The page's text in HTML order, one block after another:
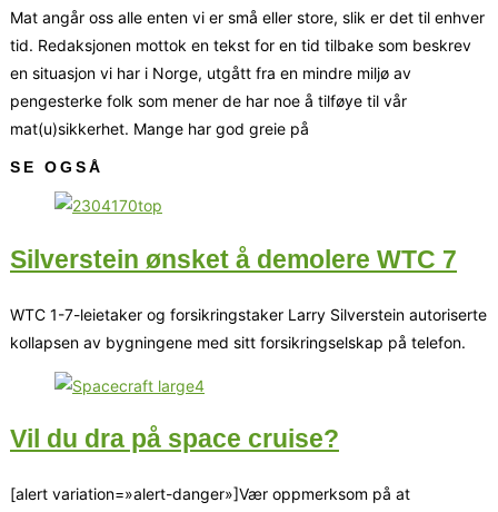
Mat angår oss alle enten vi er små eller store, slik er det til enhver
tid. Redaksjonen mottok en tekst for en tid tilbake som beskrev
en situasjon vi har i Norge, utgått fra en mindre miljø av
pengesterke folk som mener de har noe å tilføye til vår
mat(u)sikkerhet. Mange har god greie på
SE OGSÅ
Silverstein ønsket å demolere WTC 7
WTC 1-7-leietaker og forsikringstaker Larry Silverstein autoriserte
kollapsen av bygningene med sitt forsikringselskap på telefon.
Vil du dra på space cruise?
[alert variation=»alert-danger»]Vær oppmerksom på at